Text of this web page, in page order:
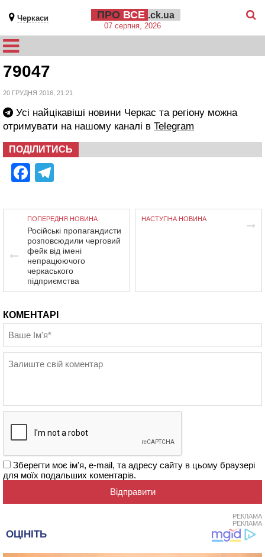
Черкаси ПРО ВСЕ .ck.ua
07 серпня, 2026
79047
20 ГРУДНЯ 2016, 21:21
Усі найцікавіші новини Черкас та регіону можна
отримувати на нашому каналі в Telegram
ПОДІЛИТИСЬ
Facebook
ПОПЕРЕДНЯ НОВИНА
Російські пропагандисти
розповсюдили черговий
фейк від імені
непрацюючого
черкаського
підприємства
НАСТУПНА НОВИНА
КОМЕНТАРІ
Зберегти моє ім'я, e-mail, та адресу сайту в цьому браузері
для моїх подальших коментарів.
РЕКЛАМА
РЕКЛАМА